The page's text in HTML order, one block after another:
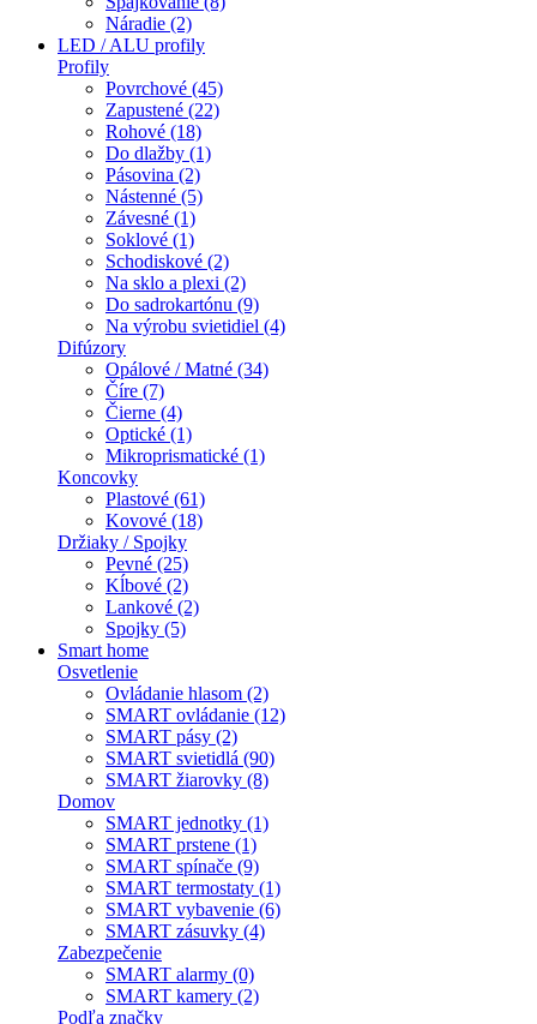
Náradie (2)
LED / ALU profily
Profily
Povrchové (45)
Zapustené (22)
Rohové (18)
Do dlažby (1)
Pásovina (2)
Nástenné (5)
Závesné (1)
Soklové (1)
Schodiskové (2)
Na sklo a plexi (2)
Do sadrokartónu (9)
Na výrobu svietidiel (4)
Difúzory
Opálové / Matné (34)
Číre (7)
Čierne (4)
Optické (1)
Mikroprismatické (1)
Koncovky
Plastové (61)
Kovové (18)
Držiaky / Spojky
Pevné (25)
Kĺbové (2)
Lankové (2)
Spojky (5)
Smart home
Osvetlenie
Ovládanie hlasom (2)
SMART ovládanie (12)
SMART pásy (2)
SMART svietidlá (90)
SMART žiarovky (8)
Domov
SMART jednotky (1)
SMART prstene (1)
SMART spínače (9)
SMART termostaty (1)
SMART vybavenie (6)
SMART zásuvky (4)
Zabezpečenie
SMART alarmy (0)
SMART kamery (2)
Podľa značky